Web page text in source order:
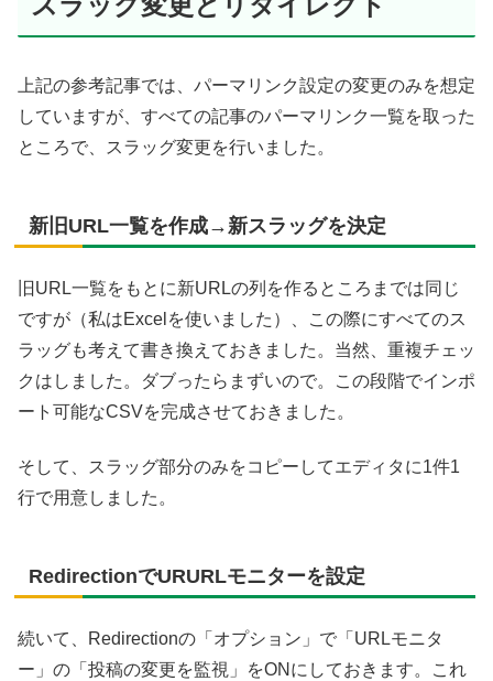
上記の参考記事では、パーマリンク設定の変更のみを想定
していますが、すべての記事のパーマリンク一覧を取った
ところで、スラッグ変更を行いました。
新旧URL一覧を作成→新スラッグを決定
旧URL一覧をもとに新URLの列を作るところまでは同じ
ですが（私はExcelを使いました）、この際にすべてのス
ラッグも考えて書き換えておきました。当然、重複チェッ
クはしました。ダブったらまずいので。この段階でインポ
ート可能なCSVを完成させておきました。
そして、スラッグ部分のみをコピーしてエディタに1件1
行で用意しました。
RedirectionでURURLモニターを設定
続いて、Redirectionの「オプション」で「URLモニタ
ー」の「投稿の変更を監視」をONにしておきます。これ